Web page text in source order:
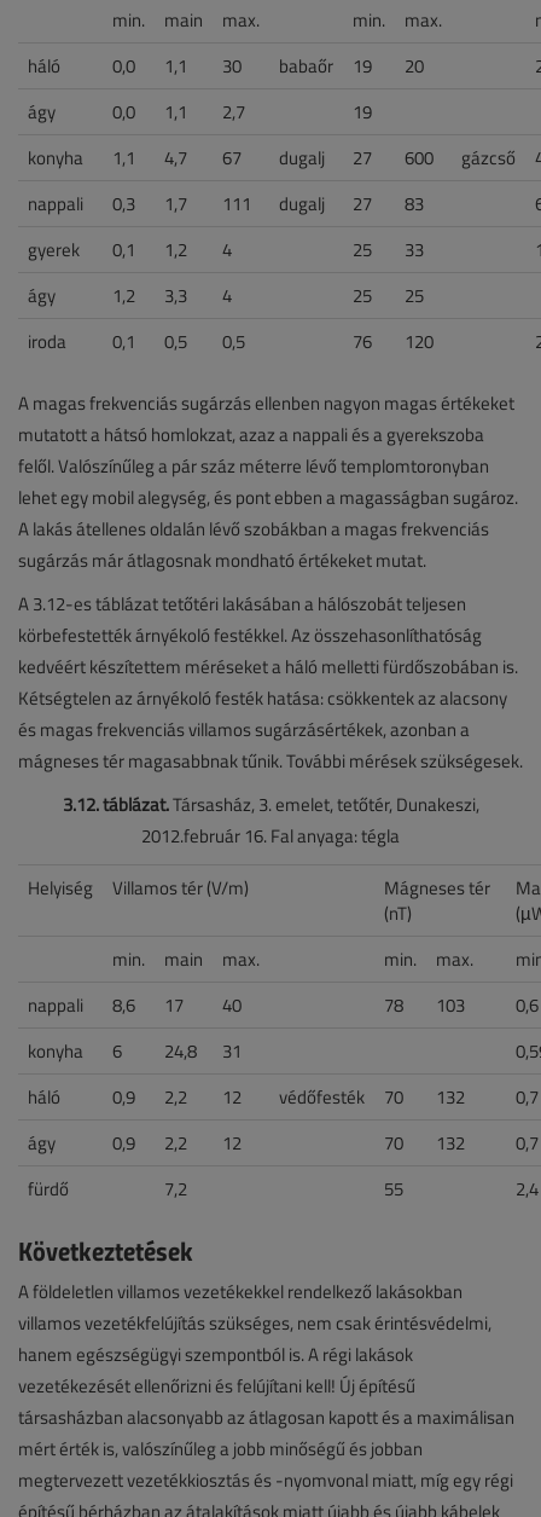
min.
main max. min. max.
háló
0,0 1,1 30 babaőr 19 20
ágy
0,0 1,1 2,7
19
konyha
1,1 4,7 67 dugalj 27 600 gázcső
nappali
0,3 1,7 111 dugalj 27 83
gyerek
0,1 1,2 4 25 33
ágy
1,2 3,3 4 25
25
iroda
0,1 0,5 0,5 76 120
A magas frekvenciás sugárzás ellenben nagyon magas értékeket
mutatott a hátsó homlokzat, azaz a nappali és a gyerekszoba
felől. Valószínűleg a pár száz méterre lévő templomtoronyban
lehet egy mobil alegység, és pont ebben a magasságban sugároz.
A lakás átellenes oldalán lévő szobákban a magas frekvenciás
sugárzás már átlagosnak mondható értékeket mutat.
A 3.12-es táblázat tetőtéri lakásában a hálószobát teljesen
körbefestették árnyékoló festékkel. Az összehasonlíthatóság
kedvéért készítettem méréseket a háló melletti fürdőszobában is.
Kétségtelen az árnyékoló festék hatása: csökkentek az alacsony
és magas frekvenciás villamos sugárzásértékek, azonban a
mágneses tér magasabbnak tűnik. További mérések szükségesek.
3.12. táblázat.Társasház, 3. emelet, tetőtér, Dunakeszi,
2012.február 16. Fal anyaga: tégla
Helyiség Villamos tér (V/m)
Mágneses tér
(nT)
min.
main max. min. max.
nappali
8,6 17 40 78 103
0,6
konyha
6 24,8 31
háló
0,9 2,2 12 védőfesték 70 132
0,7
ágy
0,9 2,2 12 70 132
0,7
fürdő
7,2 55 2,4
Következtetések
A földeletlen villamos vezetékekkel rendelkező lakásokban
villamos vezetékfelújítás szükséges, nem csak érintésvédelmi,
hanem egészségügyi szempontból is. A régi lakások
vezetékezését ellenőrizni és felújítani kell! Új építésű
társasházban alacsonyabb az átlagosan kapott és a maximálisan
mért érték is, valószínűleg a jobb minőségű és jobban
megtervezett vezetékkiosztás és -nyomvonal miatt, míg egy régi
építésű bérházban az átalakítások miatt újabb és újabb kábelek